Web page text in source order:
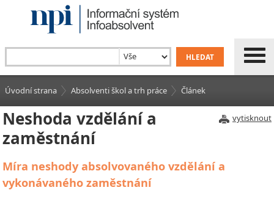
Úvodní strana Absolventi škol a trh práce Článek
vytisknout
Neshoda vzdělání a
zaměstnání
Míra neshody absolvovaného vzdělání a
vykonávaného zaměstnání